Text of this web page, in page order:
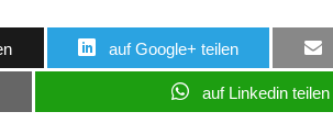
auf Google+ teilen
auf Linkedin teilen